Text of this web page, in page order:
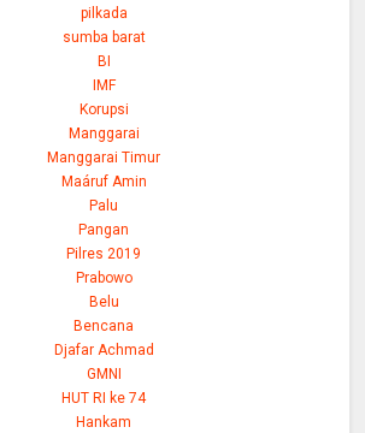
pilkada
sumba barat
BI
IMF
Korupsi
Manggarai
Manggarai Timur
Maáruf Amin
Palu
Pangan
Pilres 2019
Prabowo
Belu
Bencana
Djafar Achmad
GMNI
HUT RI ke 74
Hankam